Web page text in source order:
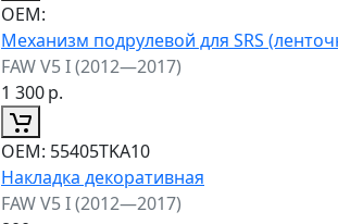
ОЕМ:
Механизм подрулевой для SRS
FAW V5 I (2012—2017)
1 300р.
ОЕМ: 55405TKA10
Накладка декоративная
FAW V5 I (2012—2017)